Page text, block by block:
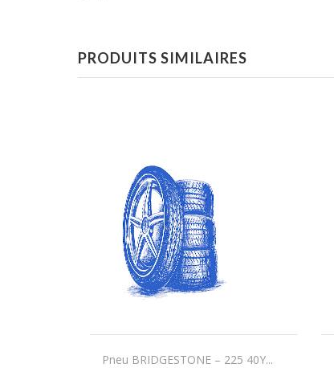
PRODUITS SIMILAIRES
Pneu BRIDGESTONE – 225 40Y...